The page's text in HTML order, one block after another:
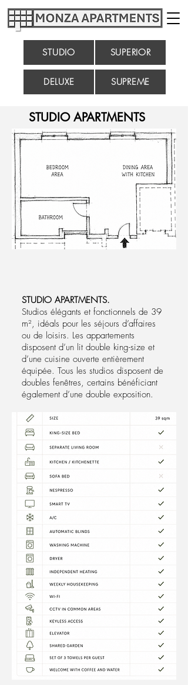
STUDIO SUPERIOR
DELUXE SUPREME
STUDIO APARTMENTS
STUDIO APARTMENTS.
Studios élégants et fonctionnels de 39
m², idéals pour les séjours d’affaires
ou de loisirs. Les appartements
disposent d’un lit double king-size et
d’une cuisine ouverte entièrement
équipée. Tous les studios disposent de
doubles fenêtres, certains bénéficiant
également d’une double exposition.